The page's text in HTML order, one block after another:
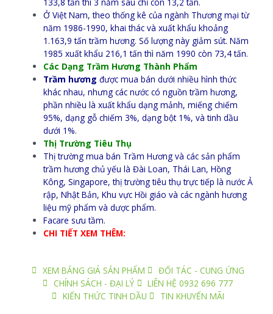
Ở Việt Nam, theo thống kê của ngành Thương mại từ
năm 1986-1990, khai thác và xuất khẩu khoảng
1.163,9 tấn trầm hương. Số lượng này giảm sút. Năm
1985 xuất khẩu 216,1 tấn thì năm 1990 còn 73,4 tấn.
Các Dạng Trầm Hương Thành Phẩm
Trầm hương được mua bán dưới nhiều hình thức
khác nhau, nhưng các nước có nguồn trầm hương,
phần nhiều là xuất khẩu dạng mảnh, miếng chiếm
95%, dạng gỗ chiếm 3%, dạng bột 1%, và tinh dầu
dưới 1%.
Thị Trường Tiêu Thụ
Thị trường mua bán Trầm Hương và các sản phẩm
trầm hương chủ yếu là Đài Loan, Thái Lan, Hồng
Kông, Singapore, thị trường tiêu thụ trực tiếp là nước Ả
rập, Nhật Bản, Khu vực Hồi giáo và các ngành hương
liệu mỹ phẩm và dược phẩm.
Facare sưu tầm.
CHI TIẾT XEM THÊM:
XEM BẢNG GIÁ SẢN PHẨM
ĐỐI TÁC - CUNG ỨNG
CHÍNH SÁCH - ĐẠI LÝ
LIÊN HỆ 0932 696 777
KIẾN THỨC TINH DẦU
TIN KHUYẾN MÃI